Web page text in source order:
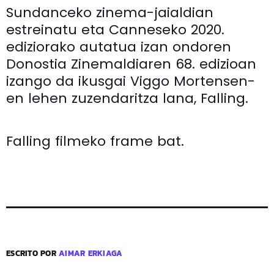
Sundanceko zinema-jaialdian
estreinatu eta Canneseko 2020.
ediziorako autatua izan ondoren
Donostia Zinemaldiaren 68. edizioan
izango da ikusgai Viggo Mortensen-
en lehen zuzendaritza lana, Falling.
Falling filmeko frame bat.
ESCRITO PORAIMAR ERKIAGA